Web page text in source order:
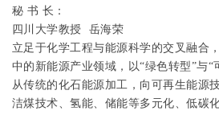
秘 书 长：
四川大学教授
岳海荣
立足于化学工程与能源科学的交叉融合
中的新能源产业领域，以“绿色转型”与“
从传统的化石能源加工，向可再生能源
洁煤技术、氢能、储能等多元化、低碳